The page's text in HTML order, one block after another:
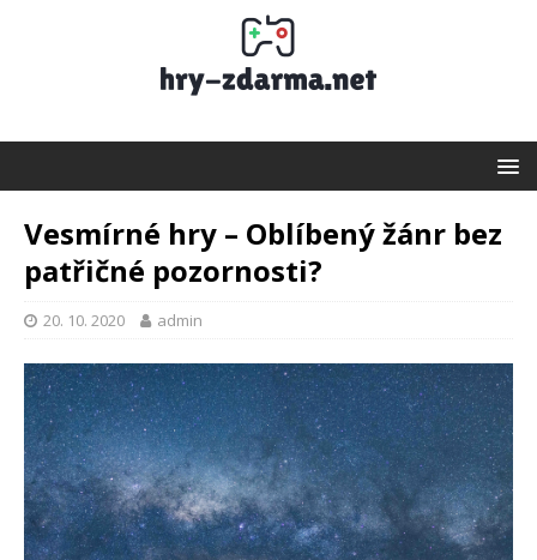
Vesmírné hry – Oblíbený žánr bez
patřičné pozornosti?
20. 10. 2020 admin